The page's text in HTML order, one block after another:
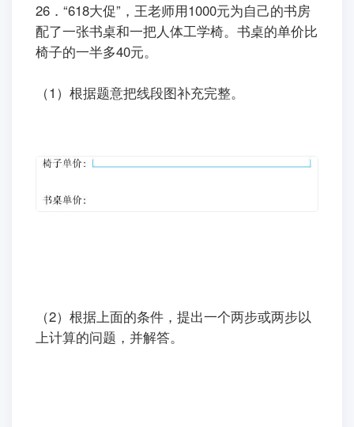
26．“618大促”，王老师用1000元为自己的书房
配了一张书桌和一把人体工学椅。书桌的单价比
椅子的一半多40元。
（1）根据题意把线段图补充完整。
（2）根据上面的条件，提出一个两步或两步以
上计算的问题，并解答。